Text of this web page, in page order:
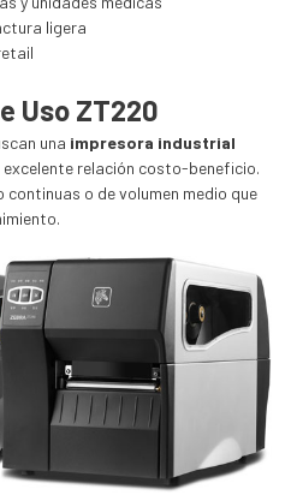
ligera
Uso ZT220
una impresora industrial
excelente relación costo-beneficio.
o de volumen medio que